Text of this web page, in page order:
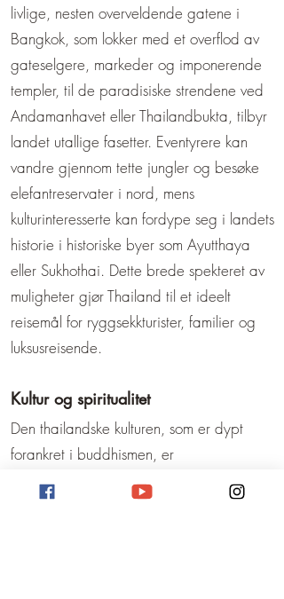
livlige, nesten overveldende gatene i
Bangkok, som lokker med et overflod av
gateselgere, markeder og imponerende
templer, til de paradisiske strendene ved
Andamanhavet eller Thailandbukta, tilbyr
landet utallige fasetter. Eventyrere kan
vandre gjennom tette jungler og besøke
elefantreservater i nord, mens
kulturinteresserte kan fordype seg i landets
historie i historiske byer som Ayutthaya
eller Sukhothai. Dette brede spekteret av
muligheter gjør Thailand til et ideelt
reisemål for ryggsekkturister, familier og
luksusreisende.
Kultur og spiritualitet
Den thailandske kulturen, som er dypt
forankret i buddhismen, er
allestedsnærværende og preger
hverdagen. Synet av de praktfulle